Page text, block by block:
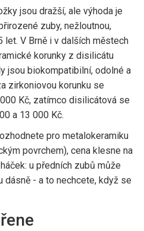
jsou dražší, ale výhoda je
zuby, nežloutnou,
let. V Brně i v dalších městech
korunky z disilicátu
jsou biokompatibilní, odolné a
zirkoniovou korunku se
Kč, zatímco disilicátová se
a 13 000 Kč.
pro metalokeramiku
povrchem), cena klesne na
u předních zubů může
dásně - a to nechcete, když se